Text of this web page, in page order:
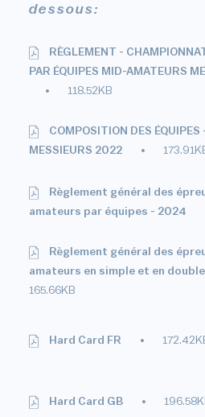
dessous:
RÈGLEMENT -
PAR ÉQUIPES MID-AMATEURS
118.52KB
COMPOSITION DES ÉQUIPES
MESSIEURS 2022
Règlement général des
amateurs par équipes - 2024
Règlement général des
amateurs en simple et en
165.66KB
Hard Card FR
Hard Card GB